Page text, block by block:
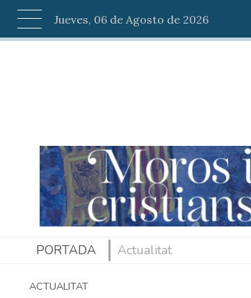
Jueves, 06 de Agosto de 2026
PORTADA Actualitat
ACTUALITAT